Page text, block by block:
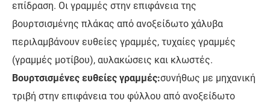
επίδραση. Οι γραμμές στην επιφάνεια της
βουρτσισμένης πλάκας από ανοξείδωτο χάλυβα
περιλαμβάνουν ευθείες γραμμές, τυχαίες γραμμές
(γραμμές μοτίβου), αυλακώσεις και κλωστές.
Βουρτσισμένες ευθείες γραμμές:συνήθως με μηχανική
τριβή στην επιφάνεια του φύλλου από ανοξείδωτο